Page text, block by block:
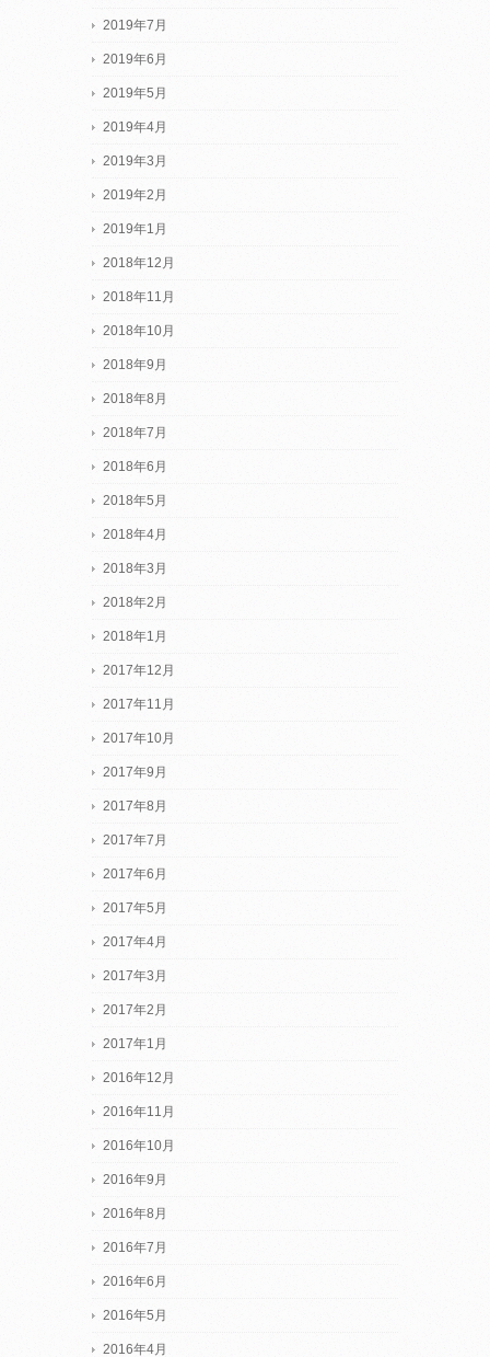
2019年7月
2019年6月
2019年5月
2019年4月
2019年3月
2019年2月
2019年1月
2018年12月
2018年11月
2018年10月
2018年9月
2018年8月
2018年7月
2018年6月
2018年5月
2018年4月
2018年3月
2018年2月
2018年1月
2017年12月
2017年11月
2017年10月
2017年9月
2017年8月
2017年7月
2017年6月
2017年5月
2017年4月
2017年3月
2017年2月
2017年1月
2016年12月
2016年11月
2016年10月
2016年9月
2016年8月
2016年7月
2016年6月
2016年5月
2016年4月